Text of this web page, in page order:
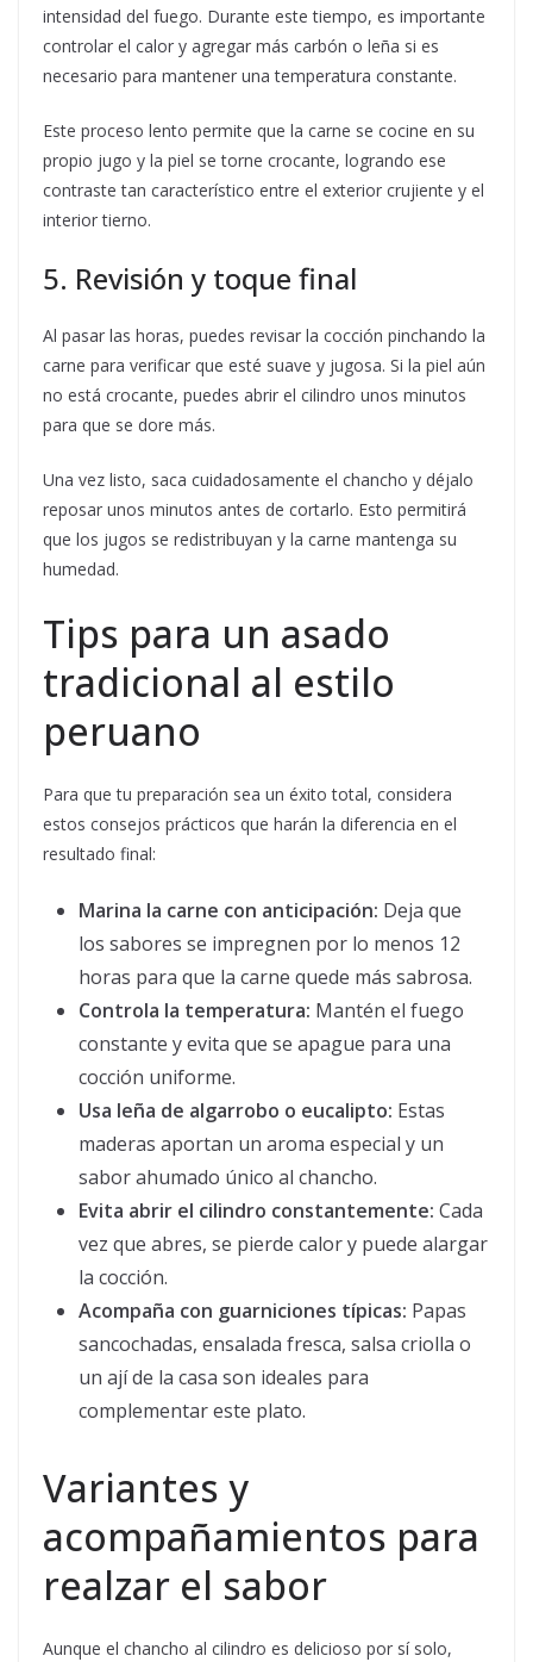
intensidad del fuego. Durante este tiempo, es importante
controlar el calor y agregar más carbón o leña si es
necesario para mantener una temperatura constante.
Este proceso lento permite que la carne se cocine en su
propio jugo y la piel se torne crocante, logrando ese
contraste tan característico entre el exterior crujiente y el
interior tierno.
5. Revisión y toque final
Al pasar las horas, puedes revisar la cocción pinchando la
carne para verificar que esté suave y jugosa. Si la piel aún
no está crocante, puedes abrir el cilindro unos minutos
para que se dore más.
Una vez listo, saca cuidadosamente el chancho y déjalo
reposar unos minutos antes de cortarlo. Esto permitirá
que los jugos se redistribuyan y la carne mantenga su
humedad.
Tips para un asado
tradicional al estilo
peruano
Para que tu preparación sea un éxito total, considera
estos consejos prácticos que harán la diferencia en el
resultado final:
Marina la carne con anticipación: Deja que
los sabores se impregnen por lo menos 12
horas para que la carne quede más sabrosa.
Controla la temperatura: Mantén el fuego
constante y evita que se apague para una
cocción uniforme.
Usa leña de algarrobo o eucalipto: Estas
maderas aportan un aroma especial y un
sabor ahumado único al chancho.
Evita abrir el cilindro constantemente: Cada
vez que abres, se pierde calor y puede alargar
la cocción.
Acompaña con guarniciones típicas: Papas
sancochadas, ensalada fresca, salsa criolla o
un ají de la casa son ideales para
complementar este plato.
Variantes y
acompañamientos para
realzar el sabor
Aunque el chancho al cilindro es delicioso por sí solo,